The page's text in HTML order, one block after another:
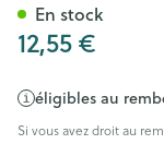
12,55 €
éligibles au
Si vous avez droit au
En stock